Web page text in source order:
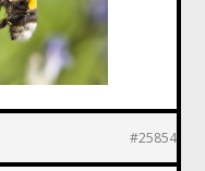
#25854